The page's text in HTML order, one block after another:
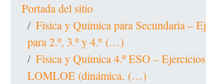
Portada del sitio
Física y Química para Secundaria –
para 2.º, 3.º y 4.º (…)
Física y Química 4.º ESO –
LOMLOE (dinámica, (…)